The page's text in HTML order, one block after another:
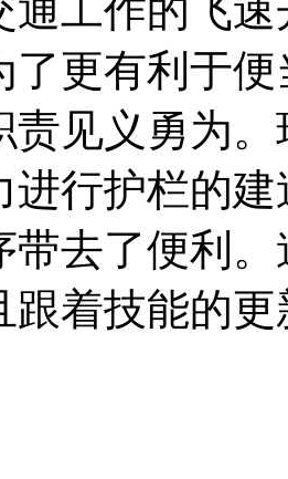
通工作的飞
了更有利于
责见义勇为
进行护栏的
带去了便利
跟着技能的